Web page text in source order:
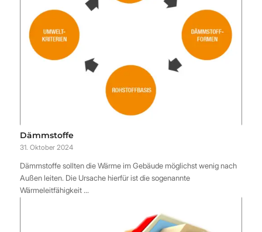
Dämmstoffe
31. Oktober 2024
Dämmstoffe sollten die Wärme im Gebäude möglichst wenig nach
Außen leiten. Die Ursache hierfür ist die sogenannte
Wärmeleitfähigkeit ...